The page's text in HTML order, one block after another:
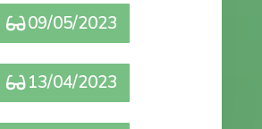
09/05/2023
13/04/2023